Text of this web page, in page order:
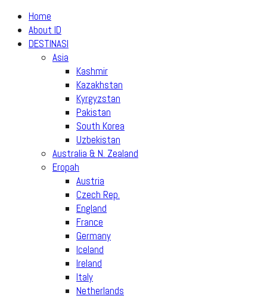
Home
About ID
DESTINASI
Asia
Kashmir
Kazakhstan
Kyrgyzstan
Pakistan
South Korea
Uzbekistan
Australia & N. Zealand
Eropah
Austria
Czech Rep.
England
France
Germany
Iceland
Ireland
Italy
Netherlands